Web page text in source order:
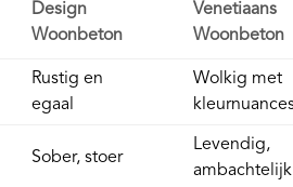
Design
Woonbeton
Venetiaans
Woonbeton
Rustig en
egaal
Wolkig met
Sober, stoer
Levendig,
ambachtelijk